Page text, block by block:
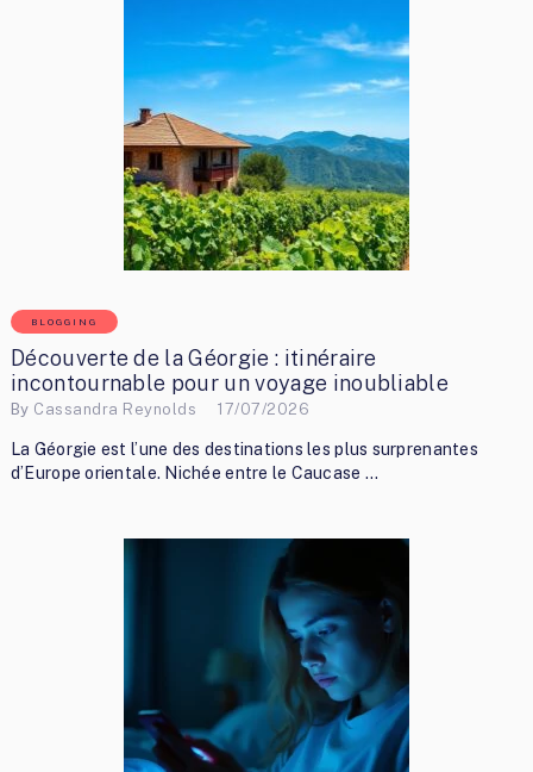
BLOGGING
Découverte de la Géorgie : itinéraire
incontournable pour un voyage inoubliable
By Cassandra Reynolds 17/07/2026
La Géorgie est l’une des destinations les plus surprenantes
d’Europe orientale. Nichée entre le Caucase …